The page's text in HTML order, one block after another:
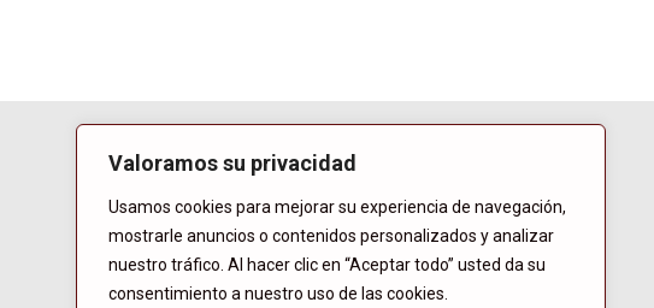
Valoramos su privacidad
Usamos cookies para mejorar su experiencia de navegación,
mostrarle anuncios o contenidos personalizados y analizar
nuestro tráfico. Al hacer clic en “Aceptar todo” usted da su
consentimiento a nuestro uso de las cookies.